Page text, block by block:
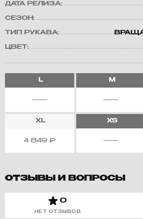
ДАТА РЕЛИЗА:
СЕЗОН:
ТИП РУКАВА:
ЦВЕТ:
L M
XL
4 849 ₽
XS
ОТЗЫВЫ И ВОПРОСЫ
0
НЕТ ОТЗЫВОВ